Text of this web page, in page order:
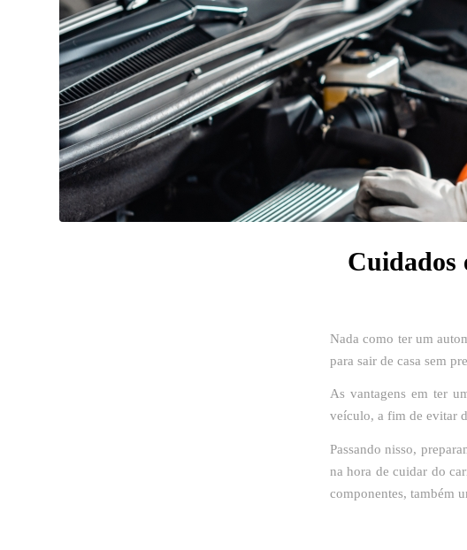
Cuidados
Nada como ter um
para sair de casa sem
As vantagens em ter
veículo, a fim de evitar
Passando nisso,
na hora de cuidar do
componentes, também